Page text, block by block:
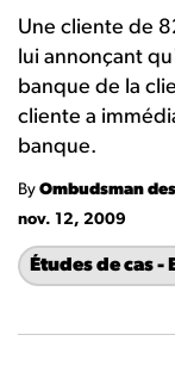
Une cliente de
lui annonçant
banque de la
cliente a
banque.
By Ombudsman
nov. 12, 2009
Études de cas -